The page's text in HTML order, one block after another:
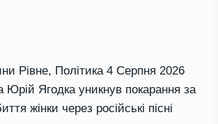
Рівне, Політика 4 Серпня 2026
Юрій Ягодка уникнув покарання за
жінки через російські пісні